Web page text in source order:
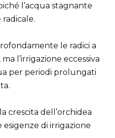
l’acqua stagnante
le radici a
l’irrigazione eccessiva
per periodi prolungati
crescita dell’orchidea
di irrigazione